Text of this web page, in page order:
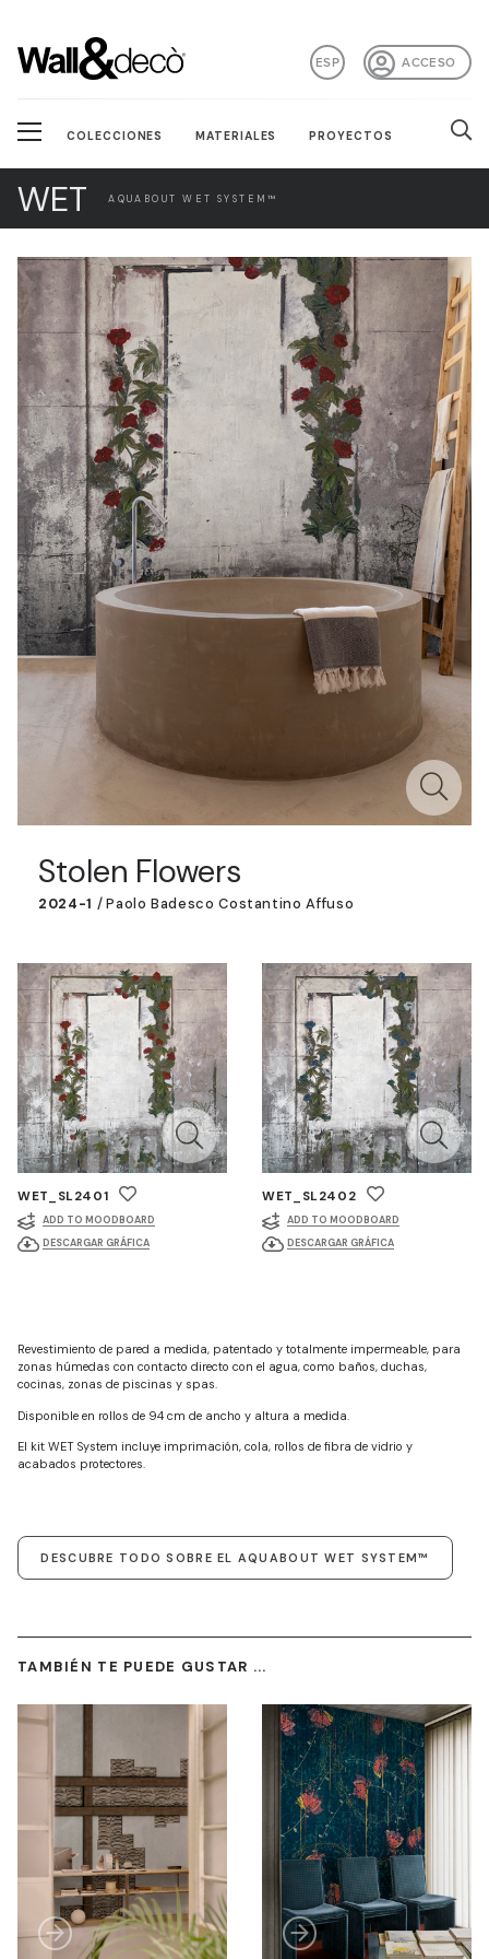
ACCESO
ESP
COLECCIONES MATERIALES PROYECTOS
WET AQUABOUT WET SYSTEM™
Stolen Flowers
2024-1 /Paolo Badesco Costantino Affuso
WET_SL2401
ADD TO MOODBOARD
DESCARGAR GRÁFICA
WET_SL2402
ADD TO MOODBOARD
DESCARGAR GRÁFICA
Revestimiento de pared a medida, patentado y totalmente impermeable, para
zonas húmedas con contacto directo con el agua, como baños, duchas,
cocinas, zonas de piscinas y spas.
Disponible en rollos de 94 cm de ancho y altura a medida.
El kit WET System incluye imprimación, cola, rollos de fibra de vidrio y
acabados protectores.
DESCUBRE TODO SOBRE EL AQUABOUT WET SYSTEM™
TAMBIÉN TE PUEDE GUSTAR ...